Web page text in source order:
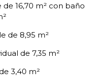
de 16,70 m² con baño
de 8,95 m²
de 7,35 m²
3,40 m²